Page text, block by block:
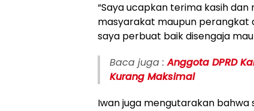
“Saya ucapkan terima kasih
masyarakat maupun perangkat
saya perbuat baik disengaja
Baca juga :Anggota DPRD
Kurang Maksimal
Iwan juga mengutarakan bahwa